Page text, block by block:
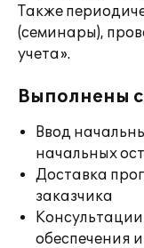
Также
(семинары),
учета».
Выполнены
Ввод
начальных
Доставка
заказчика
обеспечения